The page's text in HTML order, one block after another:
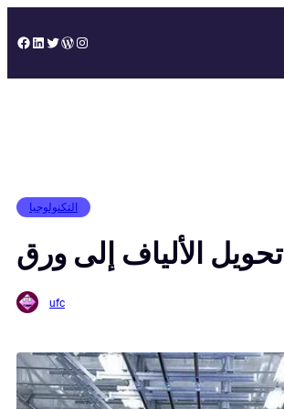
to
Facebook
LinkedIn
Twitter
WordPress
Instagram
التكنولوجيا
الألياف إلى ورق
ufc